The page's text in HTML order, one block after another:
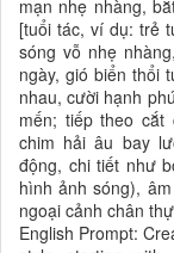
mạn nhẹ nhàng,
[tuổi tác, ví dụ: trẻ
sóng vỗ nhẹ
ngày, gió biển thổi
nhau, cười hạnh
mến; tiếp theo
chim hải âu bay
động, chi tiết như
hình ảnh sóng),
ngoại cảnh chân
English Prompt: